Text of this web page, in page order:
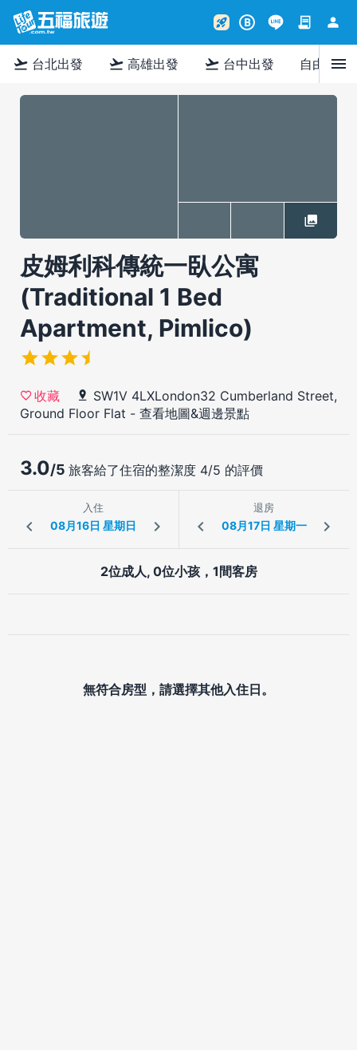
rocket_launch B contract person
flight_takeoff 台北出發 flight_takeoff 高雄出發 flight_takeoff 台中出發 自由行menu
皮姆利科傳統一臥公寓
(Traditional 1 Bed
Apartment, Pimlico)
收藏
SW1V 4LXLondon32 Cumberland Street,
Ground Floor Flat - 查看地圖&週邊景點
3.0/5 旅客給了住宿的整潔度 4/5 的評價
入住 退房
2位成人, 0位小孩，1間客房
無符合房型，請選擇其他入住日。